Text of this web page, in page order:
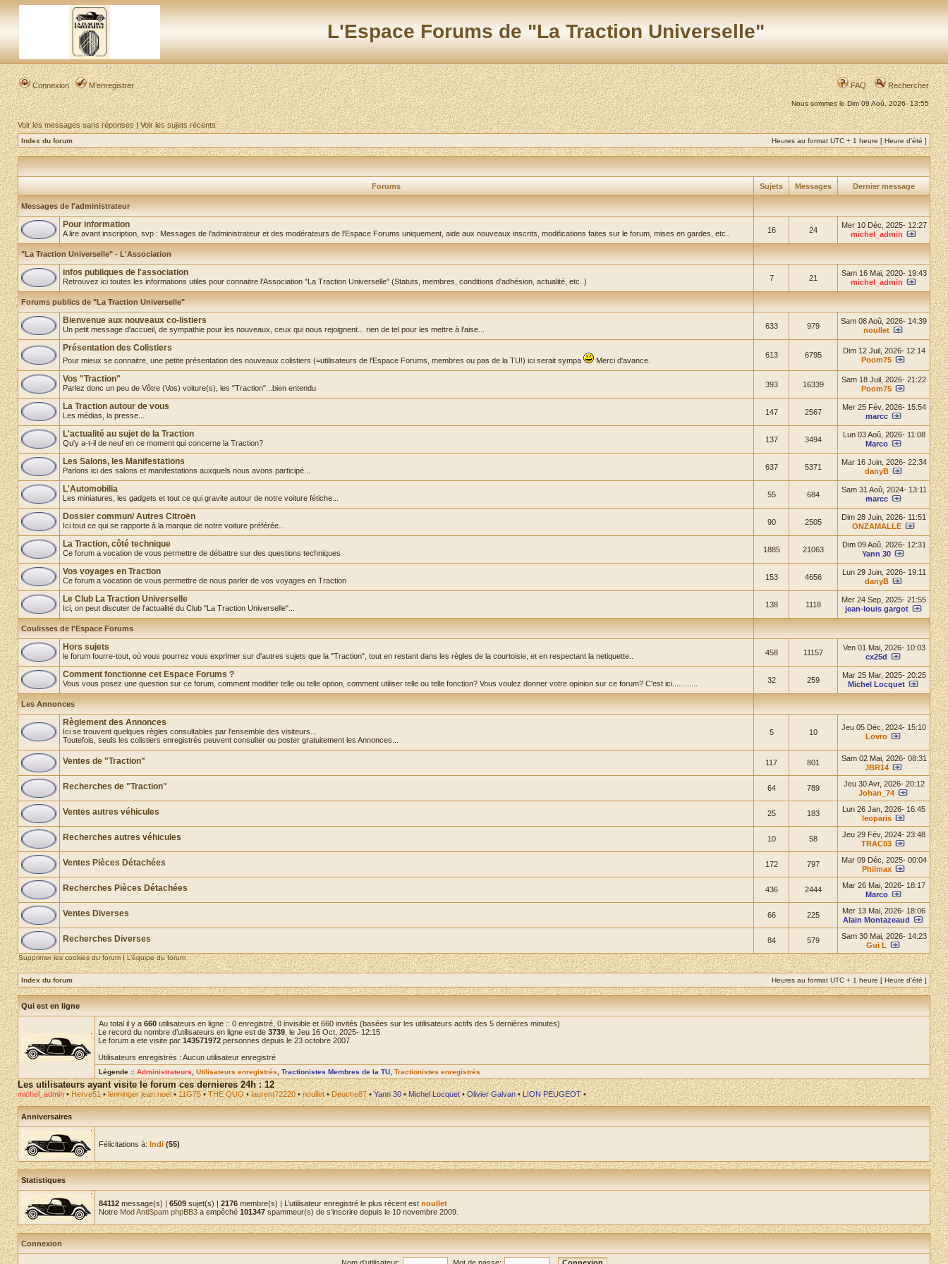
L'Espace Forums de "La Traction Universelle"
Connexion M’enregistrer FAQ Rechercher
Nous sommes le Dim 09 Aoû, 2026- 13:55
Voir les messages sans réponses|Voir les sujets récents
Index du forum Heures au format UTC + 1 heure [ Heure d’été ]
Forums Sujets Messages Dernier message
Messages de l'administrateur
Pour information
A lire avant inscription, svp : Messages de l'administrateur et des modérateurs de l'Espace Forums uniquement, aide aux nouveaux inscrits, modifications faites sur le forum, mises en gardes, etc.. 16 24
Mer 10 Déc, 2025- 12:27
michel_admin
"La Traction Universelle" - L'Association
infos publiques de l'association
Retrouvez ici toutes les informations utiles pour connaitre l'Association "La Traction Universelle" (Statuts, membres, conditions d'adhésion, actualité, etc..) 7 21
Sam 16 Mai, 2020- 19:43
michel_admin
Forums publics de "La Traction Universelle"
Bienvenue aux nouveaux co-listiers
Un petit message d'accueil, de sympathie pour les nouveaux, ceux qui nous rejoignent... rien de tel pour les mettre à l'aise... 633 979
Sam 08 Aoû, 2026- 14:39
noullet
Présentation des Colistiers
Pour mieux se connaitre, une petite présentation des nouveaux colistiers (=utilisateurs de l'Espace Forums, membres ou pas de la TU!) ici serait sympa Merci d'avance.
613 6795
Dim 12 Juil, 2026- 12:14
Poom75
Vos "Traction"
Parlez donc un peu de Vôtre (Vos) voiture(s), les "Traction"...bien entendu 393 16339
Sam 18 Juil, 2026- 21:22
Poom75
La Traction autour de vous
Les médias, la presse... 147 2567
Mer 25 Fév, 2026- 15:54
marcc
L'actualité au sujet de la Traction
Qu'y a-t-il de neuf en ce moment qui concerne la Traction? 137 3494
Lun 03 Aoû, 2026- 11:08
Marco
Les Salons, les Manifestations
Parlons ici des salons et manifestations auxquels nous avons participé... 637 5371
Mar 16 Juin, 2026- 22:34
danyB
L'Automobilia
Les miniatures, les gadgets et tout ce qui gravite autour de notre voiture fétiche... 55 684
Sam 31 Aoû, 2024- 13:11
marcc
Dossier commun/ Autres Citroën
Ici tout ce qui se rapporte à la marque de notre voiture préférée... 90 2505
Dim 28 Juin, 2026- 11:51
ONZAMALLE
La Traction, côté technique
Ce forum a vocation de vous permettre de débattre sur des questions techniques 1885 21063
Dim 09 Aoû, 2026- 12:31
Yann 30
Vos voyages en Traction
Ce forum a vocation de vous permettre de nous parler de vos voyages en Traction 153 4656
Lun 29 Juin, 2026- 19:11
danyB
Le Club La Traction Universelle
Ici, on peut discuter de l'actualité du Club "La Traction Universelle"... 138 1118
Mer 24 Sep, 2025- 21:55
jean-louis gargot
Coulisses de l'Espace Forums
Hors sujets
le forum fourre-tout, où vous pourrez vous exprimer sur d'autres sujets que la "Traction", tout en restant dans les règles de la courtoisie, et en respectant la netiquette.. 458 11157
Ven 01 Mai, 2026- 10:03
cx25d
Comment fonctionne cet Espace Forums ?
Vous vous posez une question sur ce forum, comment modifier telle ou telle option, comment utiliser telle ou telle fonction? Vous voulez donner votre opinion sur ce forum? C'est ici............ 32 259
Mar 25 Mar, 2025- 20:25
Michel Locquet
Les Annonces
Règlement des Annonces
Ici se trouvent quelques règles consultables par l'ensemble des visiteurs...
Toutefois, seuls les colistiers enregistrés peuvent consulter ou poster gratuitement les Annonces...
5 10
Jeu 05 Déc, 2024- 15:10
Lovro
Ventes de "Traction" 117 801
Sam 02 Mai, 2026- 08:31
JBR14
Recherches de "Traction" 64 789
Jeu 30 Avr, 2026- 20:12
Johan_74
Ventes autres véhicules 25 183
Lun 26 Jan, 2026- 16:45
leoparis
Recherches autres véhicules 10 58
Jeu 29 Fév, 2024- 23:48
TRAC03
Ventes Pièces Détachées 172 797
Mar 09 Déc, 2025- 00:04
Philmax
Recherches Pièces Détachées 436 2444
Mar 26 Mai, 2026- 18:17
Marco
Ventes Diverses 66 225
Mer 13 Mai, 2026- 18:06
Alain Montazeaud
Recherches Diverses 84 579
Sam 30 Mai, 2026- 14:23
Gui L
Supprimer les cookies du forum|L’équipe du forum
Index du forum Heures au format UTC + 1 heure [ Heure d’été ]
Qui est en ligne
Au total il y a 660 utilisateurs en ligne :: 0 enregistré, 0 invisible et 660 invités (basées sur les utilisateurs actifs des 5 dernières minutes)
Le record du nombre d’utilisateurs en ligne est de 3739 , le Jeu 16 Oct, 2025- 12:15
Le forum a ete visite par 143571972 personnes depuis le 23 octobre 2007
Utilisateurs enregistrés : Aucun utilisateur enregistré
Légende :: Administrateurs Utilisateurs enregistrés Tractionistes Membres de la TU Tractionistes enregistrés
Les utilisateurs ayant visite le forum ces dernieres 24h : 12
michel_admin•Herve51•lenninger jean noel•11G75•THE QUO•laurent72220•noullet•Deuche87•Yann 30•Michel Locquet•Olivier Galvan•LION PEUGEOT•
Anniversaires
Félicitations à: Indi (55)
Statistiques
84112 message(s) | 6509 sujet(s) | 2176 membre(s) | L’utilisateur enregistré le plus récent est noullet
Notre Mod AntiSpam phpBB3 a empêché 101347 spammeur(s) de s'inscrire depuis le 10 novembre 2009.
Connexion